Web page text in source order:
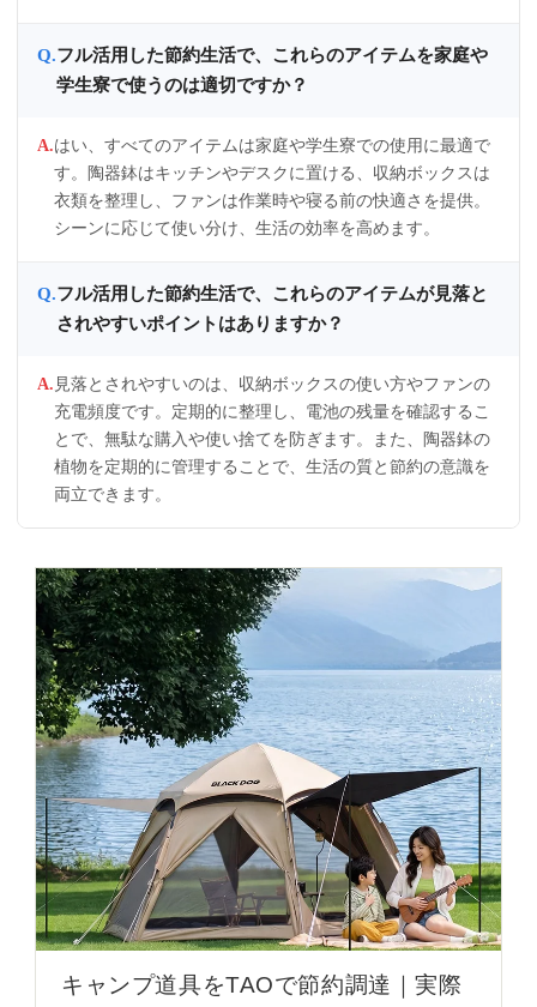
フル活用した節約生活で、これらのアイテムを家庭や
学生寮で使うのは適切ですか？
はい、すべてのアイテムは家庭や学生寮での使用に最適で
す。陶器鉢はキッチンやデスクに置ける、収納ボックスは
衣類を整理し、ファンは作業時や寝る前の快適さを提供。
シーンに応じて使い分け、生活の効率を高めます。
フル活用した節約生活で、これらのアイテムが見落と
されやすいポイントはありますか？
見落とされやすいのは、収納ボックスの使い方やファンの
充電頻度です。定期的に整理し、電池の残量を確認するこ
とで、無駄な購入や使い捨てを防ぎます。また、陶器鉢の
植物を定期的に管理することで、生活の質と節約の意識を
両立できます。
キャンプ道具をTAOで節約調達｜実際